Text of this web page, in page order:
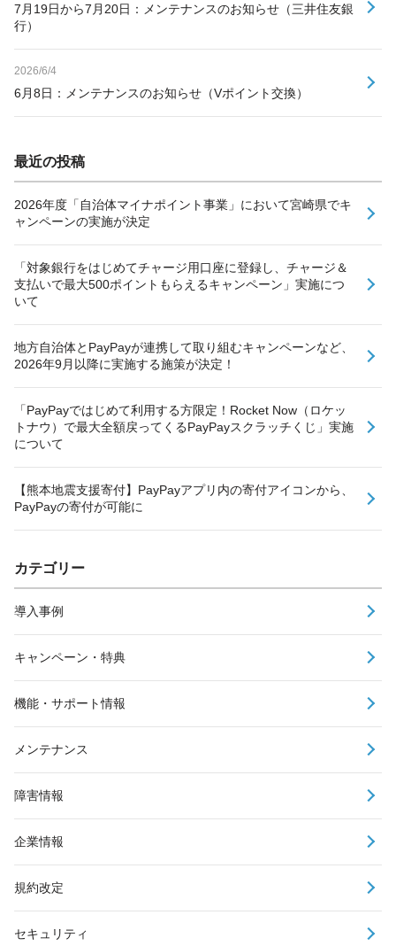
7月19日から7月20日：メンテナンスのお知らせ（三井住友銀
行）
2026/6/4
6月8日：メンテナンスのお知らせ（Vポイント交換）
最近の投稿
2026年度「自治体マイナポイント事業」において宮崎県でキ
ャンペーンの実施が決定
「対象銀行をはじめてチャージ用口座に登録し、チャージ＆
支払いで最大500ポイントもらえるキャンペーン」実施につ
いて
地方自治体とPayPayが連携して取り組むキャンペーンなど、
2026年9月以降に実施する施策が決定！
「PayPayではじめて利用する方限定！Rocket Now（ロケッ
トナウ）で最大全額戻ってくるPayPayスクラッチくじ」実施
について
【熊本地震支援寄付】PayPayアプリ内の寄付アイコンから、
PayPayの寄付が可能に
カテゴリー
導入事例
キャンペーン・特典
機能・サポート情報
メンテナンス
障害情報
企業情報
規約改定
セキュリティ